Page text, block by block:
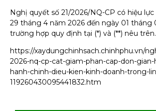
Nghị quyết số 21/2026/NQ-CP có hiệu
29 tháng 4 năm 2026 đến ngày 01 tháng
trường hợp quy định tại (*) và (**) nêu trên.
https://xaydungchinhsach.chinhphu.vn/
2026-nq-cp-cat-giam-phan-cap-don-
hanh-chinh-dieu-kien-kinh-doanh-trong-
119260430095441832.htm